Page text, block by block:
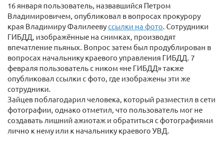
16 января пользователь, назвавшийся Петром
Владимировичем, опубликовал в вопросах прокурору
края Владимиру Фалилеевуссылки на фото. Сотрудники
ГИБДД, изображённые на снимках, производят
впечатление пьяных. Вопрос затем был продублирован в
вопросах начальнику краевого управления ГИБДД. 7
февраля пользователь с ником «не ГИБДД» также
опубликовал ссылки с фото, где изображены эти же
сотрудники.
Зайцев поблагодарил человека, который разместил в сети
фотографии, однако отметил, что пользователь мог не
создавать лишний ажиотаж и обратиться с фотографиями
лично к нему или к начальнику краевого УВД.